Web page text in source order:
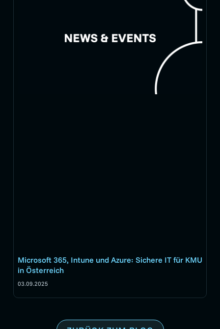
Microsoft 365, Intune und Azure: Sichere IT für KMU
in Österreich
03.09.2025